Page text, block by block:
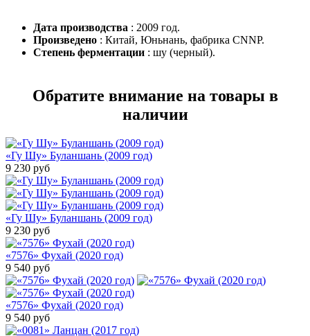
Дата производства : 2009 год.
Произведено : Китай, Юньнань, фабрика CNNP.
Степень ферментации : шу (черный).
Обратите внимание на товары в
наличии
«Гу Шу» Буланшань (2009 год)
9 230 руб
«Гу Шу» Буланшань (2009 год)
9 230 руб
«7576» Фухай (2020 год)
9 540 руб
«7576» Фухай (2020 год)
9 540 руб